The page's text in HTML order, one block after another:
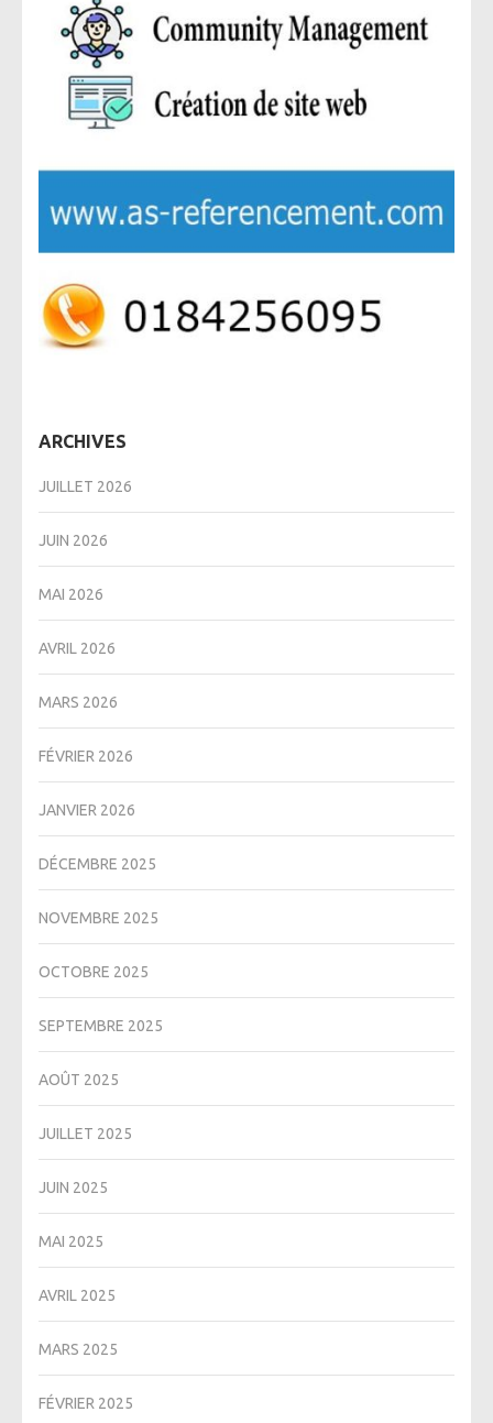
ARCHIVES
JUILLET 2026
JUIN 2026
MAI 2026
AVRIL 2026
MARS 2026
FÉVRIER 2026
JANVIER 2026
DÉCEMBRE 2025
NOVEMBRE 2025
OCTOBRE 2025
SEPTEMBRE 2025
AOÛT 2025
JUILLET 2025
JUIN 2025
MAI 2025
AVRIL 2025
MARS 2025
FÉVRIER 2025